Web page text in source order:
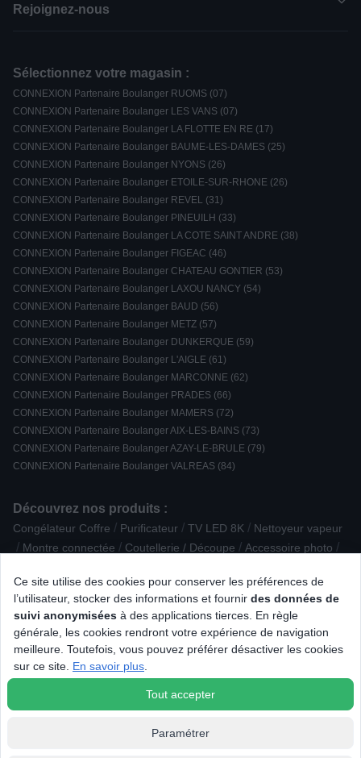
Ce site utilise des cookies pour conserver les préférences de
l’utilisateur, stocker des informations et fournir des données de
suivi anonymisées à des applications tierces. En règle
générale, les cookies rendront votre expérience de navigation
meilleure. Toutefois, vous pouvez préférer désactiver les cookies
sur ce site. En savoir plus
Tout accepter
Paramétrer
Rejoignez-nous
Sélectionnez votre magasin :
CONNEXION Partenaire Boulanger RUOMS (07)
CONNEXION Partenaire Boulanger LES VANS (07)
CONNEXION Partenaire Boulanger LA FLOTTE EN RE (17)
CONNEXION Partenaire Boulanger BAUME-LES-DAMES (25)
CONNEXION Partenaire Boulanger NYONS (26)
CONNEXION Partenaire Boulanger ETOILE-SUR-RHONE (26)
CONNEXION Partenaire Boulanger REVEL (31)
CONNEXION Partenaire Boulanger PINEUILH (33)
CONNEXION Partenaire Boulanger LA COTE SAINT ANDRE (38)
CONNEXION Partenaire Boulanger FIGEAC (46)
CONNEXION Partenaire Boulanger CHATEAU GONTIER (53)
CONNEXION Partenaire Boulanger LAXOU NANCY (54)
CONNEXION Partenaire Boulanger BAUD (56)
CONNEXION Partenaire Boulanger METZ (57)
CONNEXION Partenaire Boulanger DUNKERQUE (59)
CONNEXION Partenaire Boulanger L'AIGLE (61)
CONNEXION Partenaire Boulanger MARCONNE (62)
CONNEXION Partenaire Boulanger PRADES (66)
CONNEXION Partenaire Boulanger MAMERS (72)
CONNEXION Partenaire Boulanger AIX-LES-BAINS (73)
CONNEXION Partenaire Boulanger AZAY-LE-BRULE (79)
CONNEXION Partenaire Boulanger VALREAS (84)
Découvrez nos produits :
Congélateur Coffre / Purificateur / TV LED 8K / Nettoyeur vapeur
/ Montre connectée / Coutellerie / Découpe / Accessoire photo /
Lave-vaisselle encastrable / Accessoire Eau / boisson /
Accessoire Petite cuisson / Support / Chargeur / Autre /
Sèche-linge à pompe à chaleur Piano de cuisson mixte
Robot cuiseur / Four Vapeur Petit appareil de fête
Smartphone IOS / Plat / Terrine / Moule
Connectique audio / TV LED UHD / 4K / Mobilité électrique